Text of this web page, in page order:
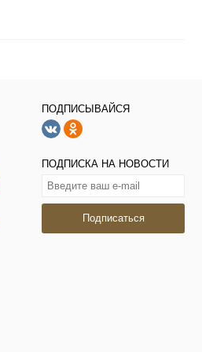
ПОДПИСЫВАЙСЯ
ПОДПИСКА НА НОВОСТИ
Подписаться